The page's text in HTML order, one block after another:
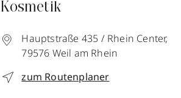
Kosmetik
Hauptstraße 435 / Rhein Center,
79576 Weil am Rhein
zum Routenplaner